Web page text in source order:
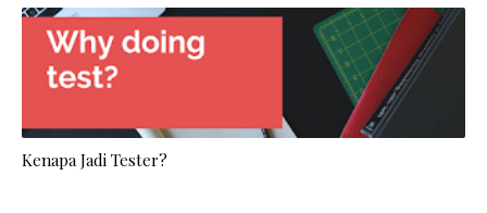
Kenapa Jadi Tester?